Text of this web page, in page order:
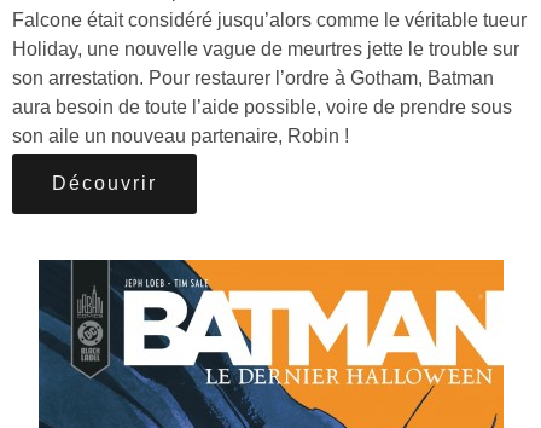
Falcone était considéré jusqu’alors comme le véritable tueur
Holiday, une nouvelle vague de meurtres jette le trouble sur
son arrestation. Pour restaurer l’ordre à Gotham, Batman
aura besoin de toute l’aide possible, voire de prendre sous
son aile un nouveau partenaire, Robin !
Découvrir